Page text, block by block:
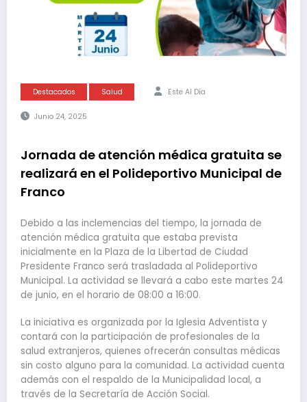
Destacados Salud Este Al Día
Junio 24, 2025
Jornada de atención médica gratuita se
realizará en el Polideportivo Municipal de
Franco
Debido a las inclemencias del tiempo, la jornada de
atención médica gratuita que estaba prevista
inicialmente en la Plaza de la Libertad de Ciudad
Presidente Franco será trasladada al Polideportivo
Municipal. La actividad se llevará a cabo este martes 24
de junio, en el horario de 08:00 a 16:00.
La iniciativa es organizada por la Iglesia Adventista y
contará con la participación de profesionales de la
salud extranjeros, quienes ofrecerán consultas médicas
sin costo alguno para la comunidad. La actividad cuenta
además con el respaldo de la Municipalidad local, a
través de la Secretaría de Acción Social.